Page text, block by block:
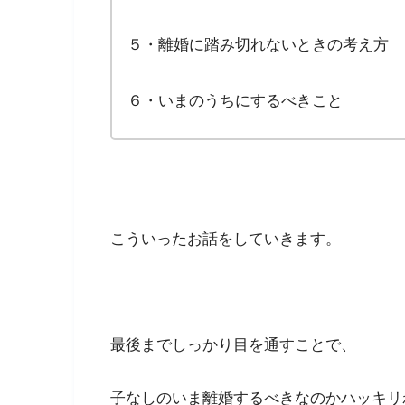
５・離婚に踏み切れないときの考え方
６・いまのうちにするべきこと
こういったお話をしていきます。
最後までしっかり目を通すことで、
子なしのいま離婚するべきなのかハッキリ